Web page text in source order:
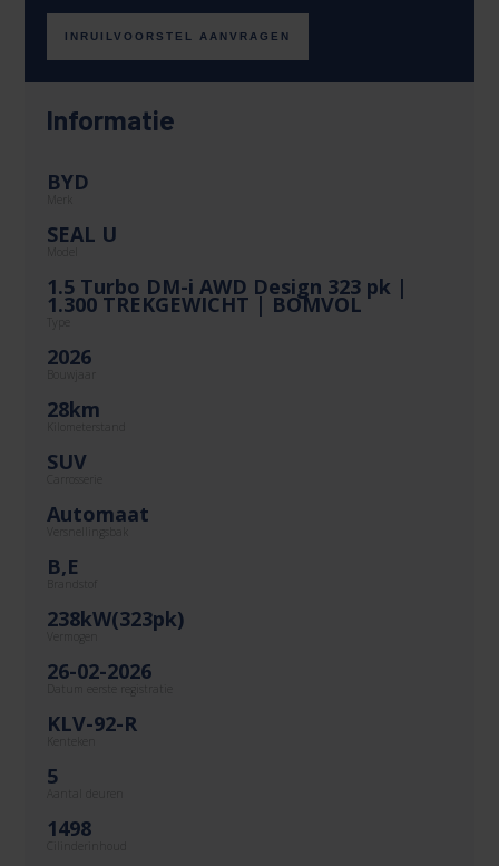
INRUILVOORSTEL AANVRAGEN
Informatie
BYD
SEAL U
1.5 Turbo DM-i AWD Design 323 pk |
1.300 TREKGEWICHT | BOMVOL
2026
28km
SUV
Automaat
Versnellingsbak
B,E
238kW(323pk)
Vermogen
26-02-2026
Datum eerste registratie
KLV-92-R
5
1498